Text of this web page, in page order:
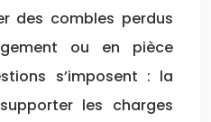
des combles perdus
ou en pièce
s’imposent : la
les charges